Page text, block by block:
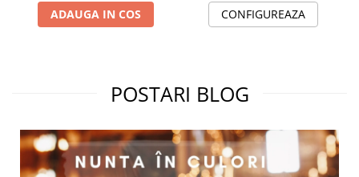
ADAUGA IN COS CONFIGUREAZA
POSTARI BLOG